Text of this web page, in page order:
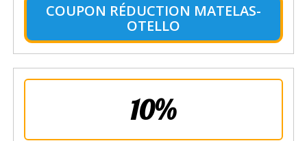
COUPON RÉDUCTION MATELAS-
OTELLO
10%